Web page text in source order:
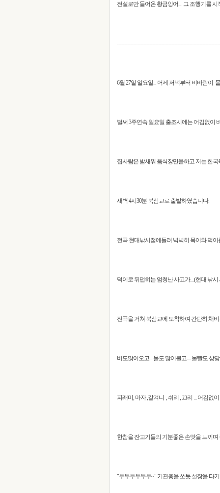
전설로만 들어온 황금잉어... 그 조행기를 시
6월 27일 일요일... 어제 저녁부터 비바람이
벌써 3주연속 일요일 출조시에는 어김없이
집사람은 밤새워 음식장만을하고 저는 한
새벽 4시30분 북삼교로 출발하였습니다.
전곡 현대낚시점에들려 넉넉히 묵이와 덕
덕이로 뒤덥히는 엄청난 사고가....(현대 낚
전곡을 거쳐 북삼교에 도착하여 간단히 채비
비도많이오고... 물도 많이불고.... 물빨도 상
피래미, 마자 ,갈겨니 , 쉬리 , 끄리 ... 어김없
한참을 잔고기들의 기분좋은 손맛을 느끼
"두두두두두두~" 기관총을 쏘듯 설장을 타